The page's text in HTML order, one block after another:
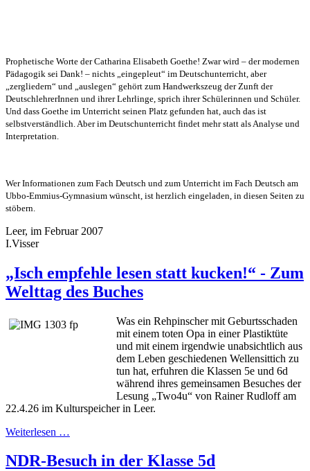
Prophetische Worte der Catharina Elisabeth Goethe! Zwar wird – der modernen
Pädagogik sei Dank! – nichts „eingepleut“ im Deutschunterricht, aber
„zergliedern“ und „auslegen“ gehört zum Handwerkszeug der Zunft der
DeutschlehrerInnen und ihrer Lehrlinge, sprich ihrer Schülerinnen und Schüler.
Und dass Goethe im Unterricht seinen Platz gefunden hat, auch das ist
selbstverständlich. Aber im Deutschunterricht findet mehr statt als Analyse und
Interpretation.
Wer Informationen zum Fach Deutsch und zum Unterricht im Fach Deutsch am
Ubbo-Emmius-Gymnasium wünscht, ist herzlich eingeladen, in diesen Seiten zu
stöbern.
Leer, im Februar 2007
I.Visser
„Isch empfehle lesen statt kucken!“ - Zum
Welttag des Buches
Was ein Rehpinscher mit Geburtsschaden
mit einem toten Opa in einer Plastiktüte
und mit einem irgendwie unabsichtlich aus
dem Leben geschiedenen Wellensittich zu
tun hat, erfuhren die Klassen 5e und 6d
während ihres gemeinsamen Besuches der
Lesung „Two4u“ von Rainer Rudloff am
22.4.26 im Kulturspeicher in Leer.
Weiterlesen …
NDR-Besuch in der Klasse 5d